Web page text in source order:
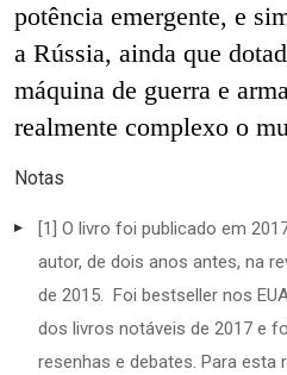
potência emergente, e
a Rússia, ainda que
máquina de guerra e
realmente complexo o
Notas
[1] O livro foi publicado em
autor, de dois anos antes, na
de 2015. Foi bestseller nos
dos livros notáveis de 2017 e
resenhas e debates. Para esta